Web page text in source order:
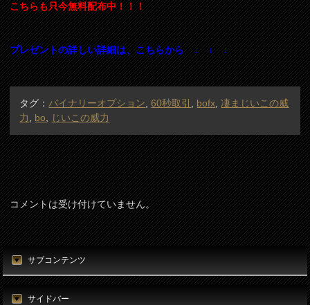
こちらも只今無料配布中！！！
プレゼントの詳しい詳細は、こちらから ↓ ↓ ↓
タグ： バイナリーオプション ,60秒取引 bofx ,凄まじいこの威
力
bo じいこの威力
コメントは受け付けていません。
サブコンテンツ
サイドバー